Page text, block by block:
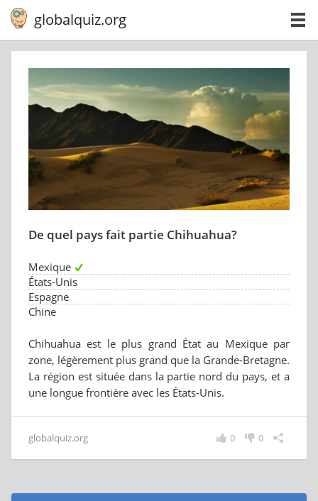
globalquiz.org
De quel pays fait partie Chihuahua?
Mexique
États-Unis
Espagne
Chine
Chihuahua est le plus grand État au Mexique par
zone, légèrement plus grand que la Grande-Bretagne.
La région est située dans la partie nord du pays, et a
une longue frontière avec les États-Unis.
globalquiz.org 0
0